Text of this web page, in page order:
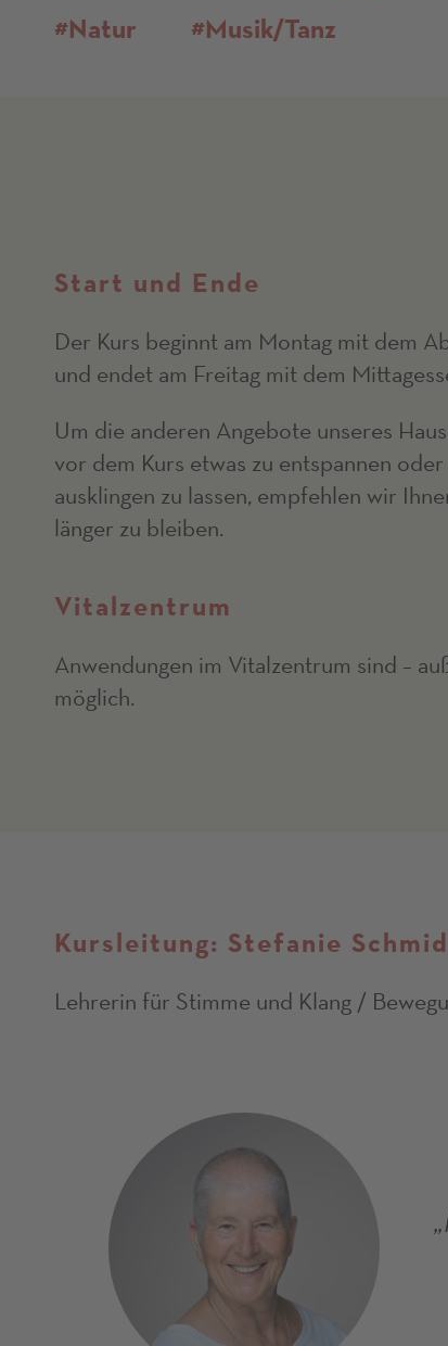
#Natur
#Musik/Tanz
Start und Ende
Der Kurs beginnt am Montag mit dem
und endet am Freitag mit dem
Um die anderen Angebote unseres
vor dem Kurs etwas zu entspannen oder
ausklingen zu lassen, empfehlen wir
länger zu bleiben.
Vitalzentrum
Anwendungen im Vitalzentrum sind –
möglich.
Kursleitung: Stefanie Schmid
Lehrerin für Stimme und Klang /